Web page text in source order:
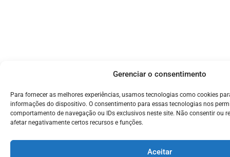
Gerenciar o consentimento
Para fornecer as melhores experiências, usamos tecnologias como cookies
informações do dispositivo. O consentimento para essas tecnologias nos
comportamento de navegação ou IDs exclusivos neste site. Não consentir ou
afetar negativamente certos recursos e funções.
Aceitar